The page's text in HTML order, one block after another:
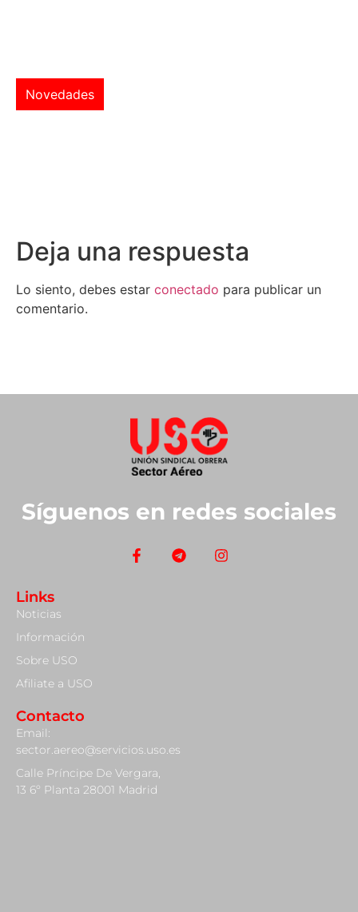
Novedades
Deja una respuesta
Lo siento, debes estar conectado para publicar un
comentario.
Síguenos en redes sociales
Links
Noticias
Información
Sobre USO
Afiliate a USO
Contacto
Email:
sector.aereo@servicios.uso.es
Calle Príncipe De Vergara,
13 6º Planta 28001 Madrid